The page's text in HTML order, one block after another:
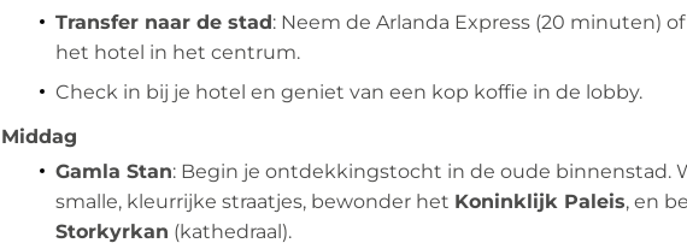
Transfer naar de stad: Neem de Arlanda Express (20 minuten)
het hotel in het centrum.
Check in bij je hotel en geniet van een kop koffie in de lobby.
Middag
Gamla Stan: Begin je ontdekkingstocht in de oude binnenstad.
smalle, kleurrijke straatjes, bewonder het Koninklijk Paleis, en
Storkyrkan (kathedraal).